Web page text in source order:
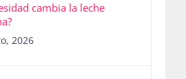
cambia la leche
2026